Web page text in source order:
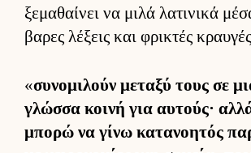
ξεμαθαί­νει να μιλά λατινικά
βαρες λέξεις και φρικτές
«συνομιλούν μεταξύ τους σε
γλώσσα κοινή για αυ­τούς·
μπορώ να γίνω κατανοη­τός